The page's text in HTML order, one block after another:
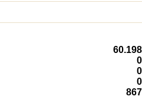
60.198
0
0
0
867